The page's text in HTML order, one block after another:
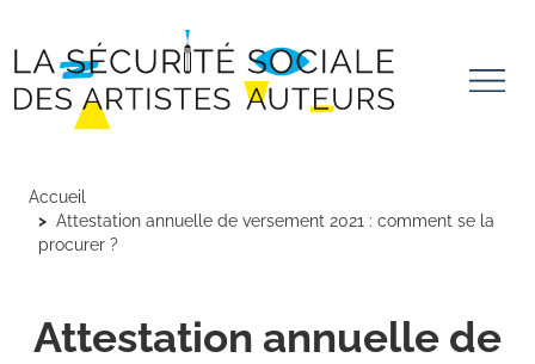
Accueil
Attestation annuelle de versement 2021 : comment se la
procurer ?
Attestation annuelle de